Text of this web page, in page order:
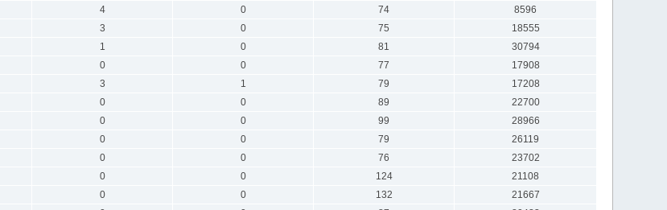
4 0 74
8596
3 0 75
18555
1 0 81
30794
0 0 77
17908
3 1 79
17208
0 0 89
22700
0 0 99
28966
0 0 79
26119
0 0 76
23702
0 0 124
21108
0 0 132
21667